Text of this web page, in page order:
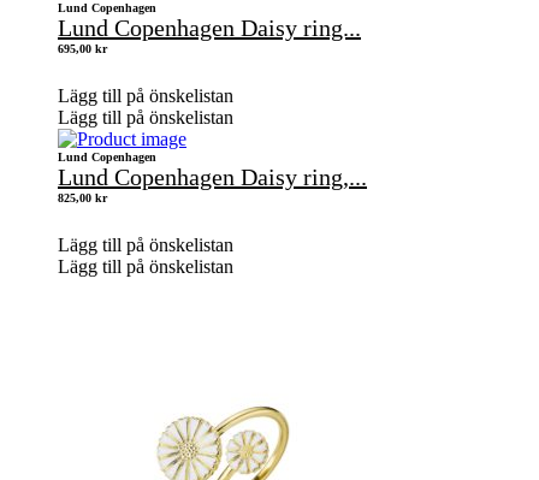
Lund Copenhagen
Lund Copenhagen Daisy ring...
695,00 kr
Lägg till på önskelistan
Lägg till på önskelistan
Lund Copenhagen
Lund Copenhagen Daisy ring,...
825,00 kr
Lägg till på önskelistan
Lägg till på önskelistan